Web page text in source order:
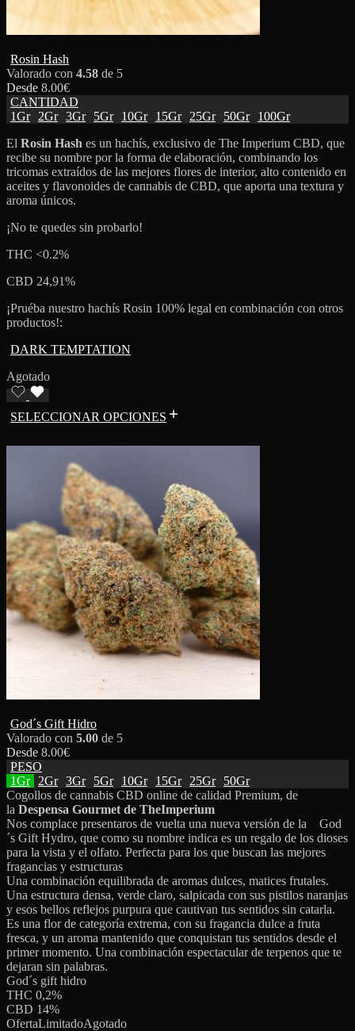
Rosin Hash
Valorado con 4.58 de 5
Desde 8.00€
CANTIDAD
1Gr
2Gr 3Gr 5Gr 10Gr 15Gr 25Gr 50Gr
100Gr
El Rosin Hash es un hachís, exclusivo de The Imperium CBD, que
recibe su nombre por la forma de elaboración, combinando los
tricomas extraídos de las mejores flores de interior, alto contenido en
aceites y flavonoides de cannabis de CBD, que aporta una textura y
aroma únicos.
¡No te quedes sin probarlo!
THC <0.2%
CBD 24,91%
¡Pruéba nuestro hachís Rosin 100% legal en combinación con otros
productos!:
DARK TEMPTATION
Agotado
SELECCIONAR OPCIONES
God´s Gift Hidro
Valorado con 5.00 de 5
Desde 8.00€
PESO
1Gr
2Gr 3Gr 5Gr 10Gr 15Gr 25Gr
50Gr
Cogollos de cannabis CBD online de calidad Premium, de
la Despensa Gourmet de TheImperium
Nos complace presentaros de vuelta una nueva versión de la God
´s Gift Hydro, que como su nombre indica es un regalo de los dioses
para la vista y el olfato. Perfecta para los que buscan las mejores
fragancias y estructuras
Una combinación equilibrada de aromas dulces, matices frutales.
Una estructura densa, verde claro, salpicada con sus pistilos naranjas
y esos bellos reflejos purpura que cautivan tus sentidos sin catarla.
Es una flor de categoría extrema, con su fragancia dulce a fruta
fresca, y un aroma mantenido que conquistan tus sentidos desde el
primer momento. Una combinación espectacular de terpenos que te
dejaran sin palabras.
God´s gift hidro
THC 0,2%
CBD 14%
OfertaLimitadoAgotado